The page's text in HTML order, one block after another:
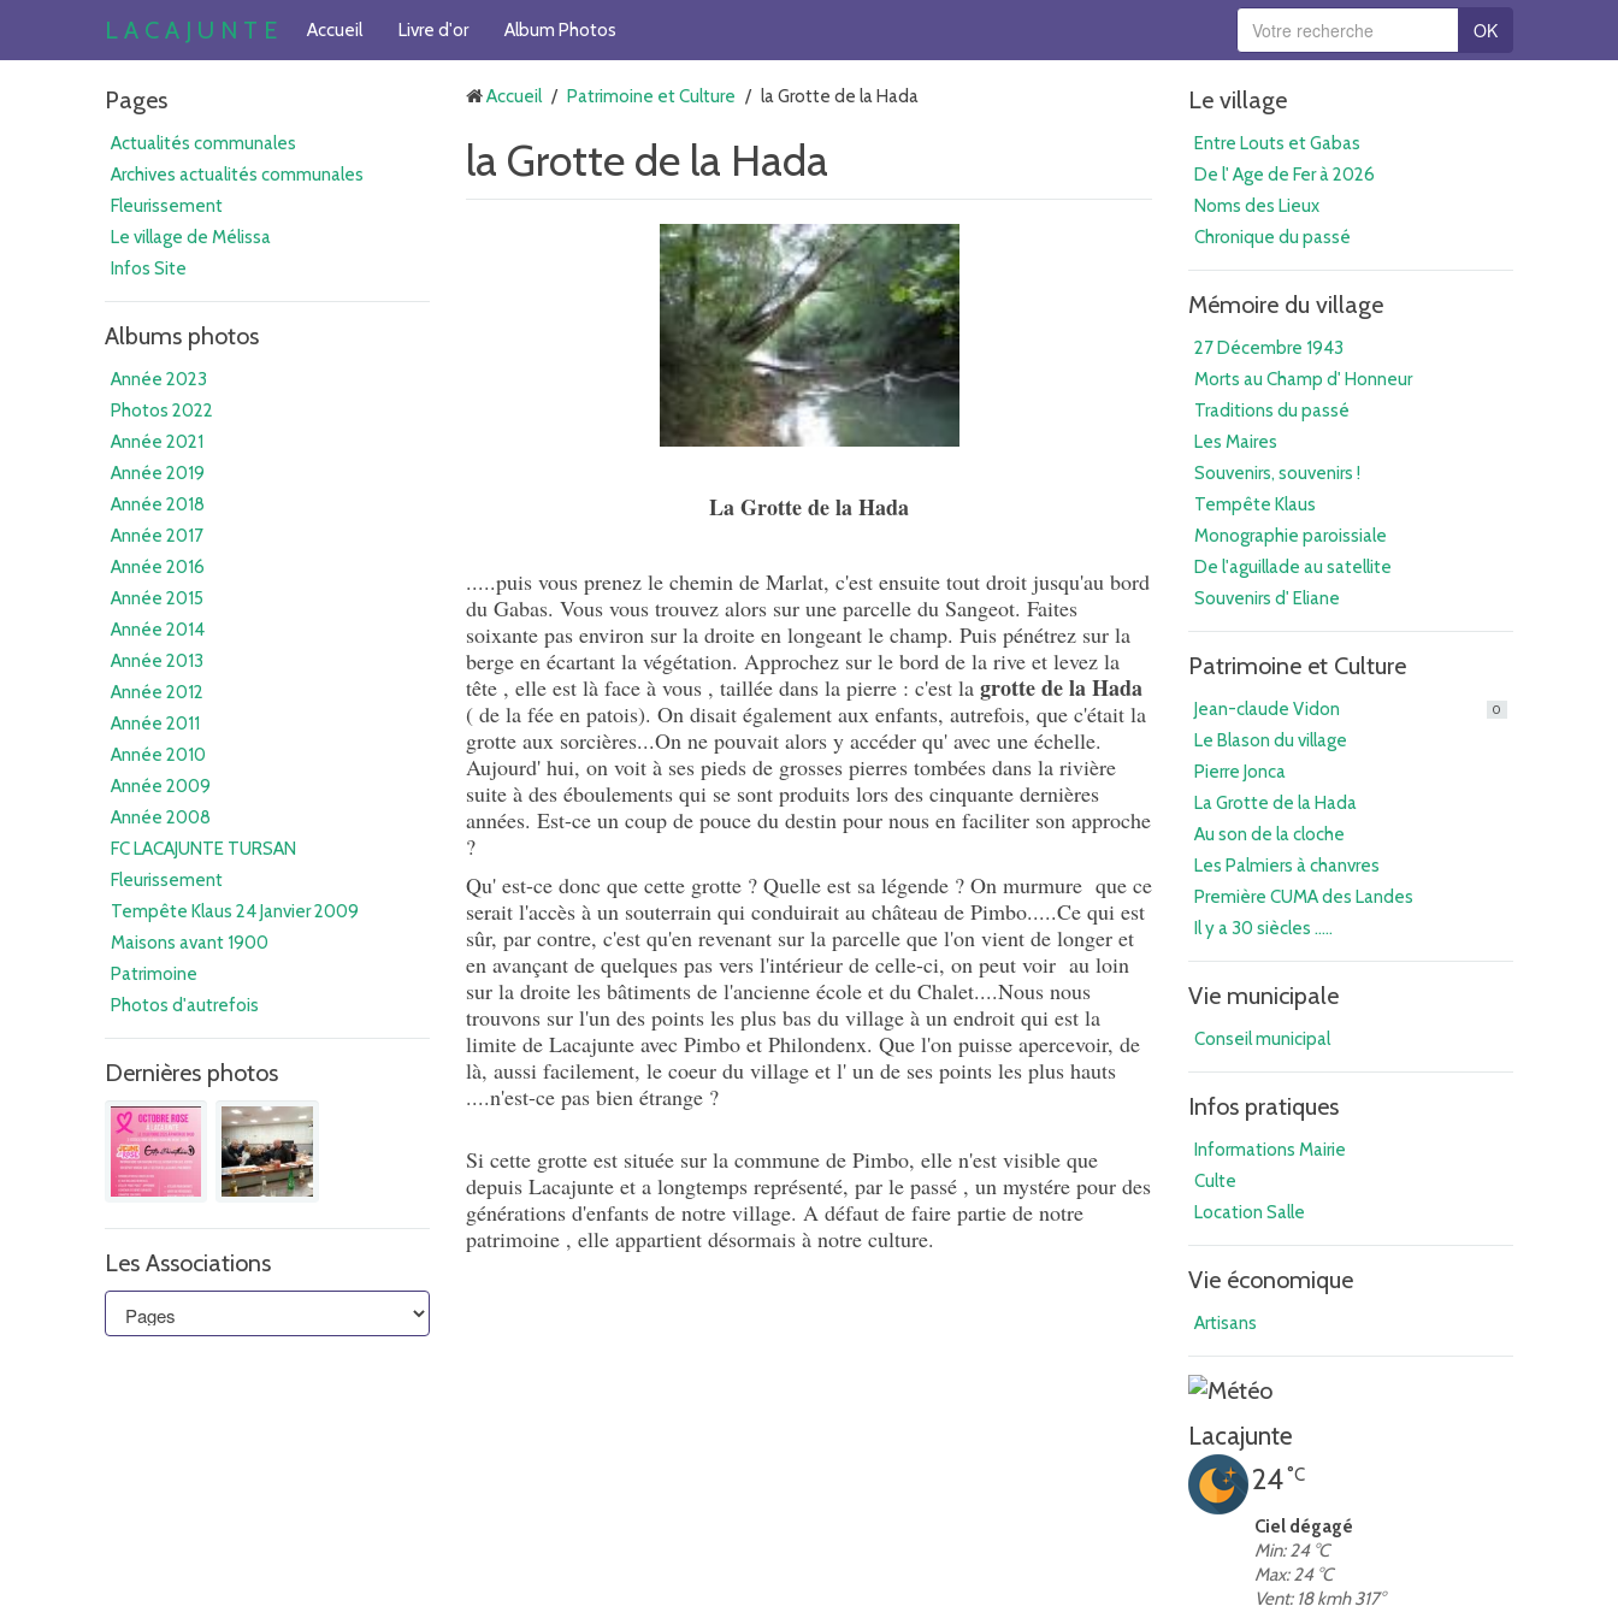
L A C A J U N T E Accueil Livre d'or Album Photos OK
Pages
Actualités communales
Archives actualités communales
Fleurissement
Le village de Mélissa
Infos Site
Albums photos
Année 2023
Photos 2022
Année 2021
Année 2019
Année 2018
Année 2017
Année 2016
Année 2015
Année 2014
Année 2013
Année 2012
Année 2011
Année 2010
Année 2009
Année 2008
FC LACAJUNTE TURSAN
Fleurissement
Tempête Klaus 24 Janvier 2009
Maisons avant 1900
Patrimoine
Photos d'autrefois
Dernières photos
Les Associations
Accueil / Patrimoine et Culture / la Grotte de la Hada
la Grotte de la Hada
La Grotte de la Hada
.....puis vous prenez le chemin de Marlat, c'est ensuite tout droit jusqu'au bord
du Gabas. Vous vous trouvez alors sur une parcelle du Sangeot. Faites
soixante pas environ sur la droite en longeant le champ. Puis pénétrez sur la
berge en écartant la végétation. Approchez sur le bord de la rive et levez la
tête , elle est là face à vous , taillée dans la pierre : c'est la grotte de la Hada
( de la fée en patois). On disait également aux enfants, autrefois, que c'était la
grotte aux sorcières...On ne pouvait alors y accéder qu' avec une échelle.
Aujourd' hui, on voit à ses pieds de grosses pierres tombées dans la rivière
suite à des éboulements qui se sont produits lors des cinquante dernières
années. Est-ce un coup de pouce du destin pour nous en faciliter son approche
?
Qu' est-ce donc que cette grotte ? Quelle est sa légende ? On murmure que ce
serait l'accès à un souterrain qui conduirait au château de Pimbo.....Ce qui est
sûr, par contre, c'est qu'en revenant sur la parcelle que l'on vient de longer et
en avançant de quelques pas vers l'intérieur de celle-ci, on peut voir au loin
sur la droite les bâtiments de l'ancienne école et du Chalet....Nous nous
trouvons sur l'un des points les plus bas du village à un endroit qui est la
limite de Lacajunte avec Pimbo et Philondenx. Que l'on puisse apercevoir, de
là, aussi facilement, le coeur du village et l' un de ses points les plus hauts
....n'est-ce pas bien étrange ?
Si cette grotte est située sur la commune de Pimbo, elle n'est visible que
depuis Lacajunte et a longtemps représenté, par le passé , un mystére pour des
générations d'enfants de notre village. A défaut de faire partie de notre
patrimoine , elle appartient désormais à notre culture.
Le village
Entre Louts et Gabas
De l' Age de Fer à 2026
Noms des Lieux
Chronique du passé
Mémoire du village
27 Décembre 1943
Morts au Champ d' Honneur
Traditions du passé
Les Maires
Souvenirs, souvenirs !
Tempête Klaus
Monographie paroissiale
De l'aguillade au satellite
Souvenirs d' Eliane
Patrimoine et Culture
Jean-claude Vidon 0
Le Blason du village
Pierre Jonca
La Grotte de la Hada
Au son de la cloche
Les Palmiers à chanvres
Première CUMA des Landes
Il y a 30 siècles .....
Vie municipale
Conseil municipal
Infos pratiques
Informations Mairie
Culte
Location Salle
Vie économique
Artisans
Lacajunte
24°C
Ciel dégagé
Min: 24 °C
Max: 24 °C
Vent: 18 kmh 317°